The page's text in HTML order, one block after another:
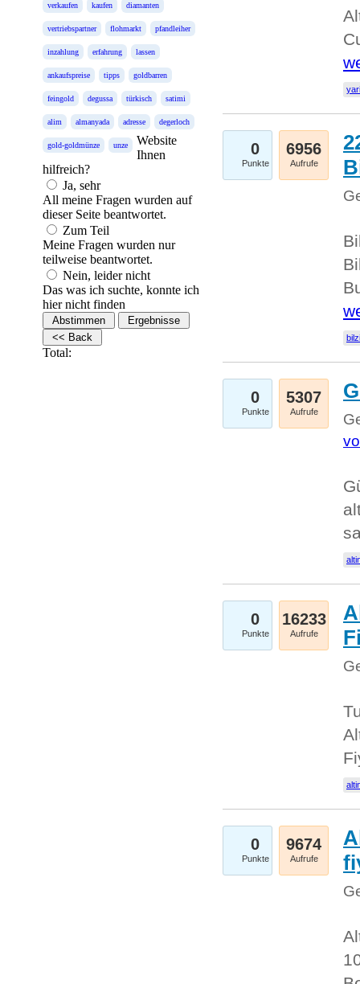
verkaufen kaufen diamanten
vertriebspartner flohmarkt pfandleiher
inzahlung erfahrung lassen
ankaufspreise tipps goldbarren
feingold degussa türkisch satimi
alim almanyada adresse degerloch
gold-goldmünze unze
Website
Ihnen
hilfreich?
Ja, sehr
All meine Fragen wurden auf
dieser Seite beantwortet.
Zum Teil
Meine Fragen wurden nur
teilweise beantwortet.
Nein, leider nicht
Das was ich suchte, konnte ich
hier nicht finden
Total:
0
Punkte
6956
Aufrufe
0
Punkte
5307
Aufrufe
0
Punkte
16233
Aufrufe
0
Punkte
9674
Aufrufe